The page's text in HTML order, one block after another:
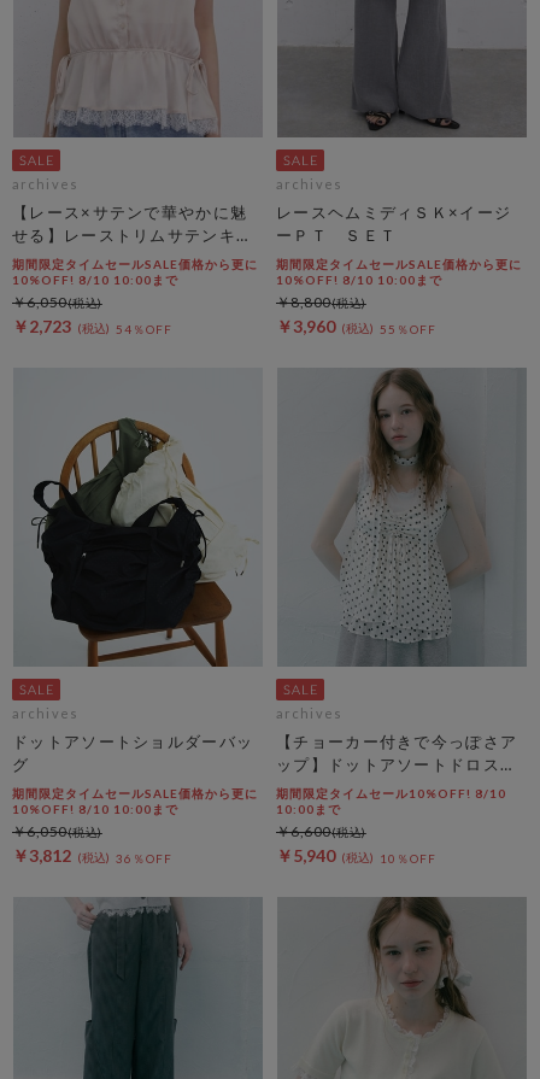
archives
【レース×サテンで華やかに魅
せる】レーストリムサテンキャ
ミソール
期間限定タイムセールSALE価格から更に
10%OFF! 8/10 10:00まで
￥2,723 54％OFF
￥6,050
archives
レースヘムミディＳＫ×イージ
ーＰＴ ＳＥＴ
期間限定タイムセールSALE価格から更に
10%OFF! 8/10 10:00まで
￥3,960 55％OFF
￥8,800
archives
ドットアソートショルダーバッ
グ
期間限定タイムセールSALE価格から更に
10%OFF! 8/10 10:00まで
￥3,812 36％OFF
￥6,050
archives
【チョーカー付きで今っぽさア
ップ】ドットアソートドロスト
キャミチュニック
期間限定タイムセール10%OFF! 8/10
10:00まで
￥5,940 10％OFF
￥6,600